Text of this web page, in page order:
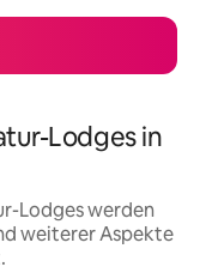
Lodges in
Lodges werden
weiterer Aspekte